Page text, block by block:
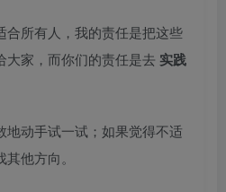
合所有人，我的责任是把这些
大家，而你们的责任是去 实践
地动手试一试；如果觉得不适
他方向。